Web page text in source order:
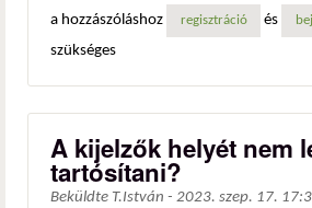
a hozzászóláshoz regisztráció és
szükséges
A kijelzők helyét nem
tartósítani?
Beküldte T.István - 2023. szep. 17.